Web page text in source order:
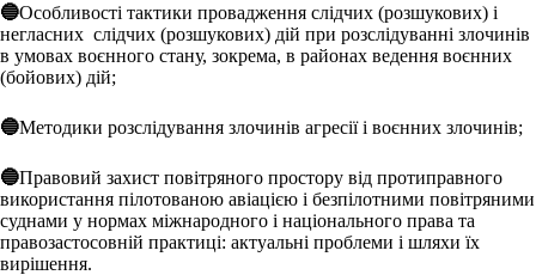
🔵Особливості тактики провадження слідчих (розшукових) і
негласних слідчих (розшукових) дій при розслідуванні злочинів
в умовах воєнного стану, зокрема, в районах ведення воєнних
(бойових) дій;
🔵Методики розслідування злочинів агресії і воєнних злочинів;
🔵Правовий захист повітряного простору від протиправного
використання пілотованою авіацією і безпілотними повітряними
суднами у нормах міжнародного і національного права та
правозастосовній практиці: актуальні проблеми і шляхи їх
вирішення.